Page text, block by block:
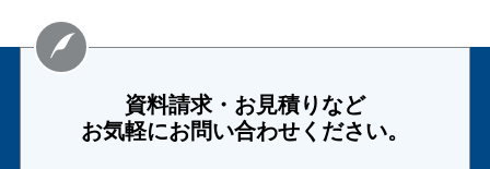
資料請求・お見積りなど
お気軽にお問い合わせください。